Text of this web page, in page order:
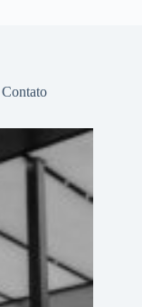
Contato